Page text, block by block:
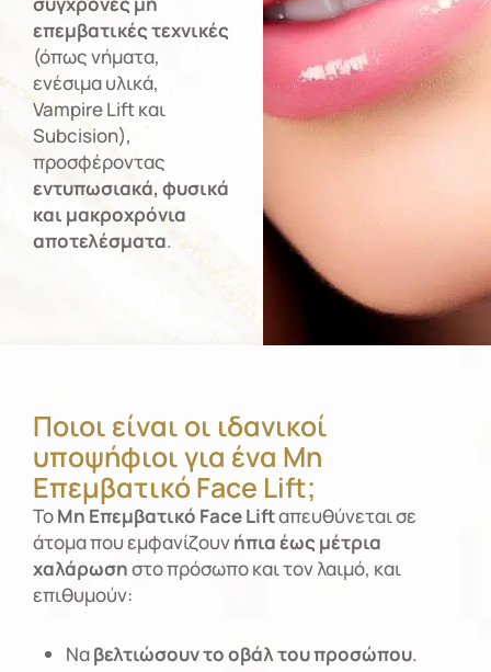
επεμβατικές τεχνικές
(όπως νήματα,
ενέσιμα υλικά,
Vampire Lift και
Subcision),
προσφέροντας
εντυπωσιακά, φυσικά
και μακροχρόνια
αποτελέσματα.
Ποιοι είναι οι ιδανικοί
υποψήφιοι για ένα Μη
Επεμβατικό Face Lift;
ΤοΜη Επεμβατικό Face Liftαπευθύνεται σε
άτομα που εμφανίζουνήπια έως μέτρια
χαλάρωσηστο πρόσωπο και τον λαιμό, και
επιθυμούν:
Ναβελτιώσουν το οβάλ του προσώπου.